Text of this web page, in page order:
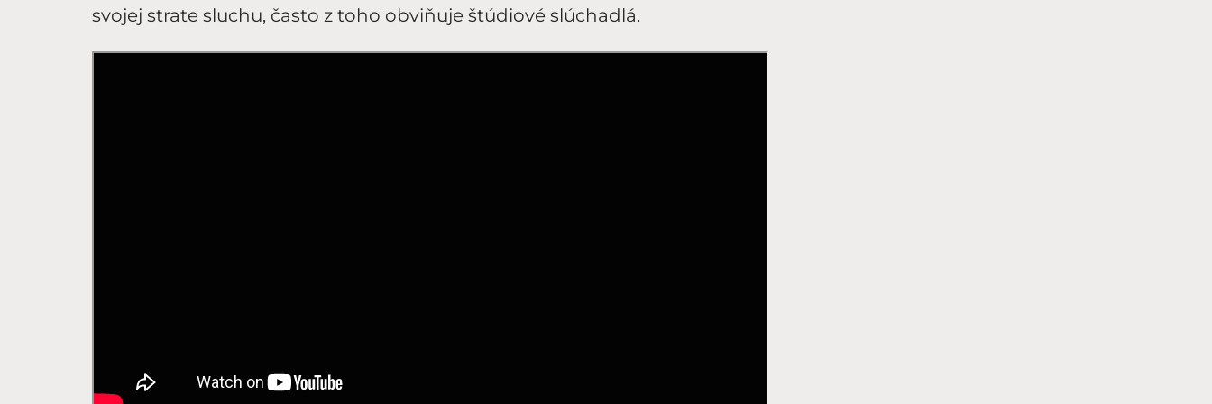
svojej strate sluchu, často z toho obviňuje štúdiové slúchadlá.